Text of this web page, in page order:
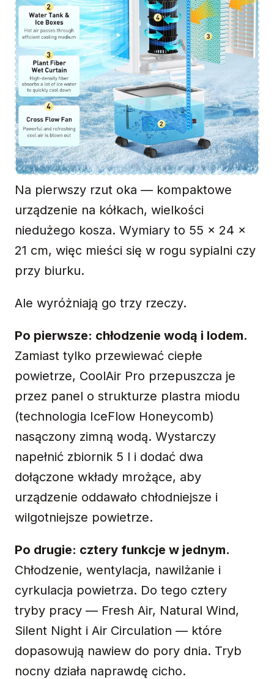
Na pierwszy rzut oka — kompaktowe
urządzenie na kółkach, wielkości
niedużego kosza. Wymiary to 55 × 24 ×
21 cm, więc mieści się w rogu sypialni czy
przy biurku.
Ale wyróżniają go trzy rzeczy.
Po pierwsze: chłodzenie wodą i lodem.
Zamiast tylko przewiewać ciepłe
powietrze, CoolAir Pro przepuszcza je
przez panel o strukturze plastra miodu
(technologia IceFlow Honeycomb)
nasączony zimną wodą. Wystarczy
napełnić zbiornik 5 l i dodać dwa
dołączone wkłady mrożące, aby
urządzenie oddawało chłodniejsze i
wilgotniejsze powietrze.
Po drugie: cztery funkcje w jednym.
Chłodzenie, wentylacja, nawilżanie i
cyrkulacja powietrza. Do tego cztery
tryby pracy — Fresh Air, Natural Wind,
Silent Night i Air Circulation — które
dopasowują nawiew do pory dnia. Tryb
nocny działa naprawdę cicho.